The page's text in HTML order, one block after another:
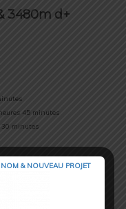
3480m d+
45 minutes
30 minutes
& NOUVEAU PROJET